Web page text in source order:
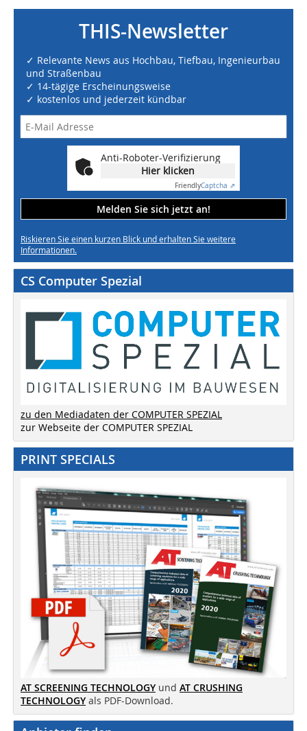
THIS-Newsletter
✓ Relevante News aus Hochbau, Tiefbau, Ingenieurbau
und Straßenbau
✓ 14-tägige Erscheinungsweise
✓ kostenlos und jederzeit kündbar
Anti-Roboter-Verifizierung
Hier klicken
FriendlyCaptcha ⇗
Melden Sie sich jetzt an!
Riskieren Sie einen kurzen Blick und erhalten Sie weitere
Informationen.
CS Computer Spezial
zu den Mediadaten der COMPUTER SPEZIAL
zur Webseite der COMPUTER SPEZIAL
PRINT SPECIALS
AT SCREENING TECHNOLOGY und AT CRUSHING
TECHNOLOGY als PDF-Download.